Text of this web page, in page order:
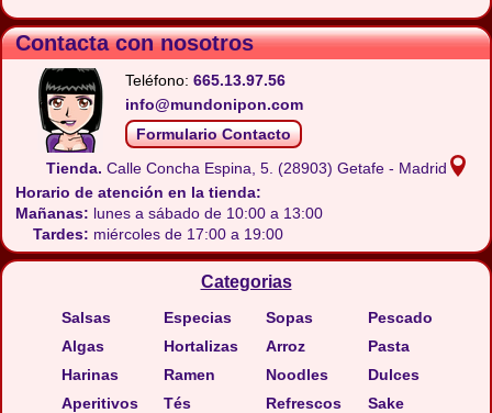
Contacta con nosotros
Teléfono: 665.13.97.56
info@mundonipon.com
Formulario Contacto
Tienda. Calle Concha Espina, 5. (28903) Getafe - Madrid
Horario de atención en la tienda:
Mañanas: lunes a sábado de 10:00 a 13:00
Tardes: miércoles de 17:00 a 19:00
Categorias
Salsas
Algas
Harinas
Aperitivos
Especias
Hortalizas
Ramen
Tés
Sopas
Arroz
Noodles
Refrescos
Pescado
Pasta
Dulces
Sake